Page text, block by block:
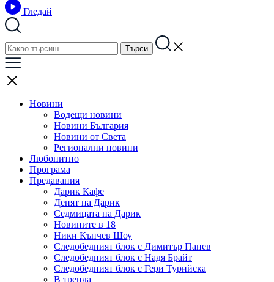
Гледай
Новини
Водещи новини
Новини България
Новини от Света
Регионални новини
Любопитно
Програма
Предавания
Дарик Кафе
Денят на Дарик
Седмицата на Дарик
Новините в 18
Ники Кънчев Шоу
Следобедният блок с Димитър Панев
Следобедният блок с Надя Брайт
Следобедният блок с Гери Турийска
В тренда